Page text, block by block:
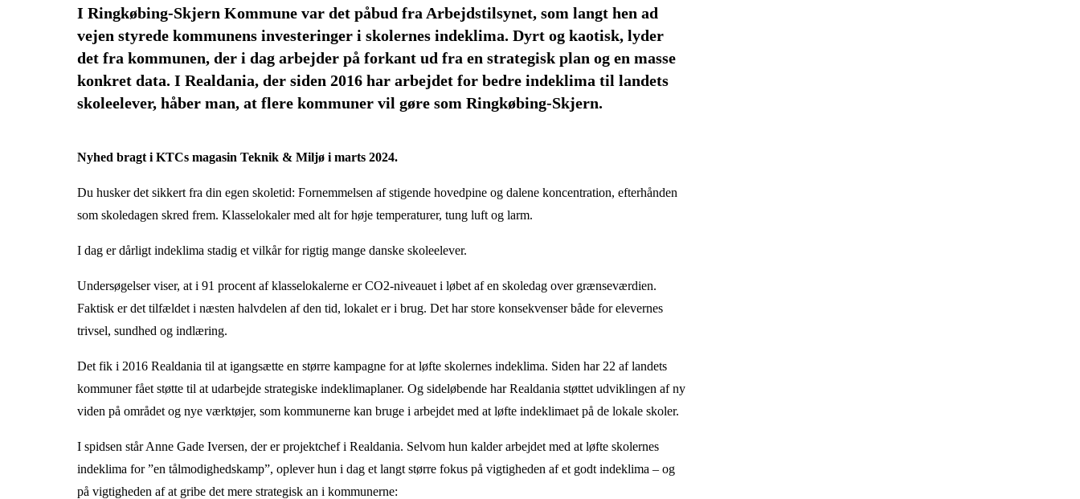
I Ringkøbing-Skjern Kommune var det påbud fra Arbejdstilsynet, som langt hen ad
vejen styrede kommunens investeringer i skolernes indeklima. Dyrt og kaotisk, lyder
det fra kommunen, der i dag arbejder på forkant ud fra en strategisk plan og en masse
konkret data. I Realdania, der siden 2016 har arbejdet for bedre indeklima til landets
skoleelever, håber man, at flere kommuner vil gøre som Ringkøbing-Skjern.
Nyhed bragt i KTCs magasin Teknik & Miljø i marts 2024.
Du husker det sikkert fra din egen skoletid: Fornemmelsen af stigende hovedpine og dalene koncentration, efterhånden
som skoledagen skred frem. Klasselokaler med alt for høje temperaturer, tung luft og larm.
I dag er dårligt indeklima stadig et vilkår for rigtig mange danske skoleelever.
Undersøgelser viser, at i 91 procent af klasselokalerne er CO2-niveauet i løbet af en skoledag over grænseværdien.
Faktisk er det tilfældet i næsten halvdelen af den tid, lokalet er i brug. Det har store konsekvenser både for elevernes
trivsel, sundhed og indlæring.
Det fik i 2016 Realdania til at igangsætte en større kampagne for at løfte skolernes indeklima. Siden har 22 af landets
kommuner fået støtte til at udarbejde strategiske indeklimaplaner. Og sideløbende har Realdania støttet udviklingen af ny
viden på området og nye værktøjer, som kommunerne kan bruge i arbejdet med at løfte indeklimaet på de lokale skoler.
I spidsen står Anne Gade Iversen, der er projektchef i Realdania. Selvom hun kalder arbejdet med at løfte skolernes
indeklima for ”en tålmodighedskamp”, oplever hun i dag et langt større fokus på vigtigheden af et godt indeklima – og
på vigtigheden af at gribe det mere strategisk an i kommunerne: